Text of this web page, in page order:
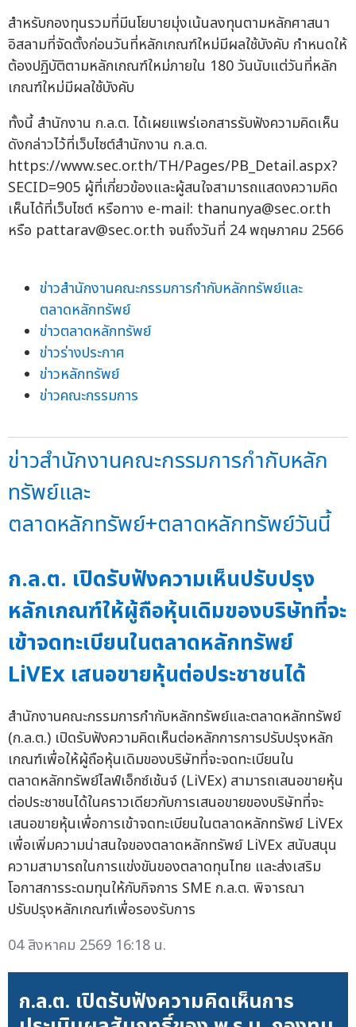
สำหรับกองทุนรวมที่มีนโยบายมุ่งเน้นลงทุนตามหลักศาสนา
อิสลามที่จัดตั้งก่อนวันที่หลักเกณฑ์ใหม่มีผลใช้บังคับ กำหนดให้
ต้องปฏิบัติตามหลักเกณฑ์ใหม่ภายใน 180 วันนับแต่วันที่หลัก
เกณฑ์ใหม่มีผลใช้บังคับ
ทั้งนี้ สำนักงาน ก.ล.ต. ได้เผยแพร่เอกสารรับฟังความคิดเห็น
ดังกล่าวไว้ที่เว็บไซต์สำนักงาน ก.ล.ต.
https://www.sec.or.th/TH/Pages/PB_Detail.aspx?
SECID=905 ผู้ที่เกี่ยวข้องและผู้สนใจสามารถแสดงความคิด
เห็นได้ที่เว็บไซต์ หรือทาง e-mail: thanunya@sec.or.th
หรือ pattarav@sec.or.th จนถึงวันที่ 24 พฤษภาคม 2566
ข่าวสำนักงานคณะกรรมการกำกับหลักทรัพย์และ
ตลาดหลักทรัพย์
ข่าวตลาดหลักทรัพย์
ข่าวร่างประกาศ
ข่าวหลักทรัพย์
ข่าวคณะกรรมการ
ข่าวสำนักงานคณะกรรมการกำกับหลัก
ทรัพย์และ
ตลาดหลักทรัพย์+ตลาดหลักทรัพย์วันนี้
ก.ล.ต. เปิดรับฟังความเห็นปรับปรุง
หลักเกณฑ์ให้ผู้ถือหุ้นเดิมของบริษัทที่จะ
เข้าจดทะเบียนในตลาดหลักทรัพย์
LiVEx เสนอขายหุ้นต่อประชาชนได้
สำนักงานคณะกรรมการกำกับหลักทรัพย์และตลาดหลักทรัพย์
(ก.ล.ต.) เปิดรับฟังความคิดเห็นต่อหลักการการปรับปรุงหลัก
เกณฑ์เพื่อให้ผู้ถือหุ้นเดิมของบริษัทที่จะจดทะเบียนใน
ตลาดหลักทรัพย์ไลฟ์เอ็กซ์เช้นจ์ (LiVEx) สามารถเสนอขายหุ้น
ต่อประชาชนได้ในคราวเดียวกับการเสนอขายของบริษัทที่จะ
เสนอขายหุ้นเพื่อการเข้าจดทะเบียนในตลาดหลักทรัพย์ LiVEx
เพื่อเพิ่มความน่าสนใจของตลาดหลักทรัพย์ LiVEx สนับสนุน
ความสามารถในการแข่งขันของตลาดทุนไทย และส่งเสริม
โอกาสการระดมทุนให้กับกิจการ SME ก.ล.ต. พิจารณา
ปรับปรุงหลักเกณฑ์เพื่อรองรับการ
04 สิงหาคม 2569 16:18 น.
ก.ล.ต. เปิดรับฟังความคิดเห็นการ